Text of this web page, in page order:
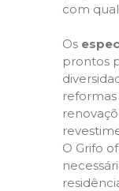
com
Os
prontos
O Grifo